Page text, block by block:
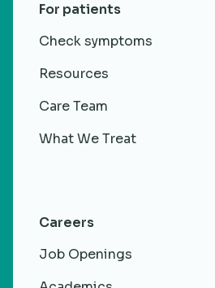
For patients
Check symptoms
Resources
Care Team
What We Treat
Careers
Job Openings